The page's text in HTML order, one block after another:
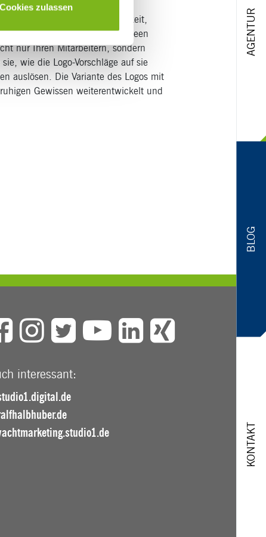
Cookies zulassen
AGENTUR
BLOG
KONTAKT
Einprägsamkeit,
Sie sich basierend auf Ihren Ideen
nur Ihren Mitarbeitern, sondern
wie die Logo-Vorschläge auf sie
auslösen. Die Variante des Logos mit
Gewissen weiterentwickelt und
interessant: